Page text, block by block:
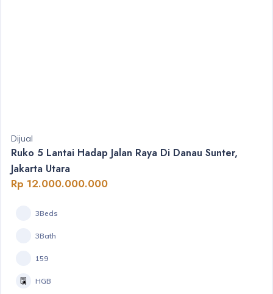
Dijual
Ruko 5 Lantai Hadap Jalan Raya Di Danau Sunter,
Jakarta Utara
Rp 12.000.000.000
3Beds
3Bath
159
HGB